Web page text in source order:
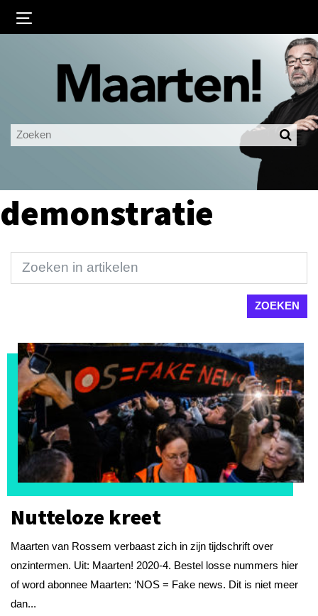
Ingelogd blijven
LOGIN
demonstratie
Nutteloze kreet
Maarten van Rossem verbaast zich in zijn tijdschrift over
onzintermen. Uit: Maarten! 2020-4. Bestel losse nummers hier
of word abonnee Maarten: ‘NOS = Fake news. Dit is niet meer
dan...